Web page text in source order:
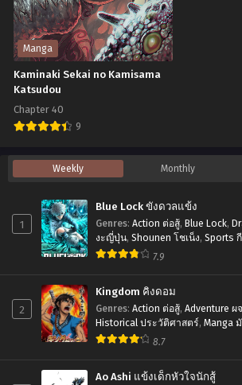
Chapter 18.1
สิงหาคม 17, 2025
Chapter 16
สิงหาคม 17, 2025
Chapter 14
สิงหาคม 17, 2025
Chapter 12
สิงหาคม 17, 2025
Chapter 11
Chapter 10
สิงหาคม 17, 2025
Chapter 9.2
สิงหาคม 17,
Chapter 9.1
Chapter 7
สิงหาคม 17, 2025
Chapter 6
สิงหาคม 17,
สิงหาคม 17, 2025 สิงหาคม 17,
เวท
แค่
อาศัย
อยู่
ก็
เทพ
Manga
Kaminaki Sekai no Kamisama
Katsudou
Chapter 40
9
Kaminaki
Sekai
Kamisama
Katsudou
Weekly Monthly
1
Blue Lock ขังดวลแข้ง
Genres: Action ต่อสู้, Blue Lock,
งะญี่ปุ่น, Shounen โชเน็ง, Sports
7.9
2
Kingdom คิงดอม
Genres: Action ต่อสู้, Adventure ผ
Historical ประวัติศาสตร์, Manga
ใหญ่,Seinen เซเน็ง
8.7
Ao Ashi แข้งเด็กหัวใจนักสู้